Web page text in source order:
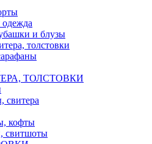
и блузы
толстовки
ТОЛСТОВКИ
свитера
кофты
свитшоты